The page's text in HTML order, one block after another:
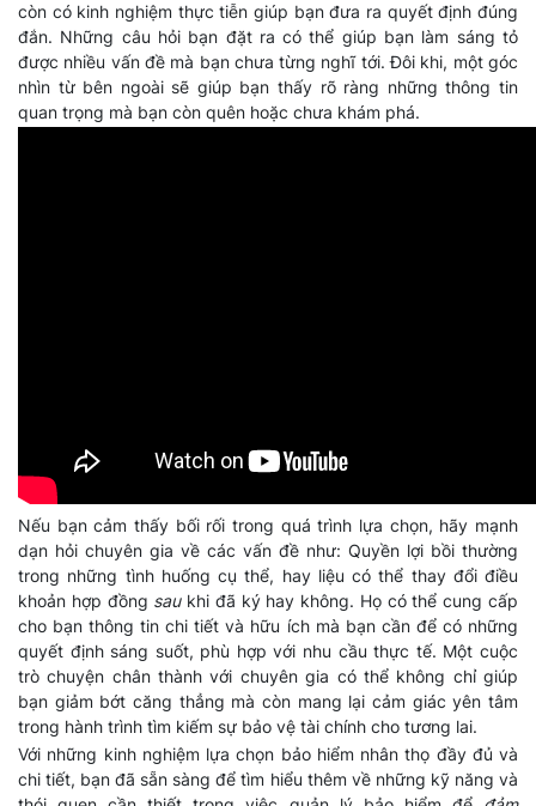
còn có kinh nghiệm thực tiễn giúp bạn đưa ra quyết định đúng
đắn. Những câu hỏi bạn đặt ra có thể giúp bạn làm sáng tỏ
được nhiều vấn đề mà bạn chưa từng nghĩ tới. Đôi khi, một góc
nhìn từ bên ngoài sẽ giúp bạn thấy rõ ràng những thông tin
quan trọng mà bạn còn quên hoặc chưa khám phá.
Nếu bạn cảm thấy bối rối trong quá trình lựa chọn, hãy mạnh
dạn hỏi chuyên gia về các vấn đề như: Quyền lợi bồi thường
trong những tình huống cụ thể, hay liệu có thể thay đổi điều
khoản hợp đồng sau khi đã ký hay không. Họ có thể cung cấp
cho bạn thông tin chi tiết và hữu ích mà bạn cần để có những
quyết định sáng suốt, phù hợp với nhu cầu thực tế. Một cuộc
trò chuyện chân thành với chuyên gia có thể không chỉ giúp
bạn giảm bớt căng thẳng mà còn mang lại cảm giác yên tâm
trong hành trình tìm kiếm sự bảo vệ tài chính cho tương lai.
Với những kinh nghiệm lựa chọn bảo hiểm nhân thọ đầy đủ và
chi tiết, bạn đã sẵn sàng để tìm hiểu thêm về những kỹ năng và